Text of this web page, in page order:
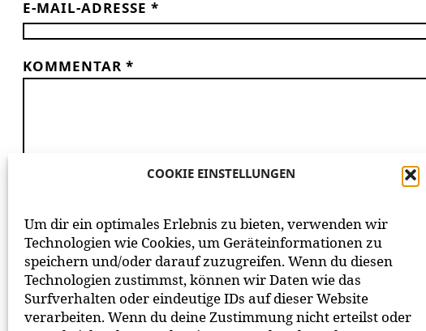
COOKIE EINSTELLUNGEN
Um dir ein optimales Erlebnis zu bieten, verwenden wir
Technologien wie Cookies, um Geräteinformationen zu
speichern und/oder darauf zuzugreifen. Wenn du diesen
Technologien zustimmst, können wir Daten wie das
Surfverhalten oder eindeutige IDs auf dieser Website
verarbeiten. Wenn du deine Zustimmung nicht erteilst oder
E-MAIL-ADRESSE *
KOMMENTAR *
GELESEN
BEACHTE BITTE UNSERENETIQUETTEZUM MITEINANDER